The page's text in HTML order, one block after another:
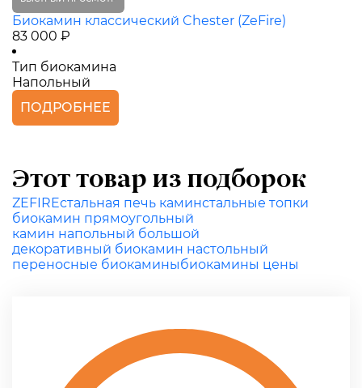
Биокамин классический Chester (ZeFire)
83 000 ₽
Тип биокамина
Напольный
ПОДРОБНЕЕ
Этот товар из подборок
ZEFIREстальная печь каминстальные топки
биокамин прямоугольный
камин напольный большой
декоративный биокамин настольный
переносные биокаминыбиокамины цены